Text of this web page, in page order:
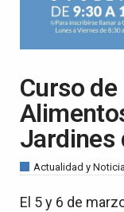
Curso
Jardines
Actualidad y
El 5 y 6 de